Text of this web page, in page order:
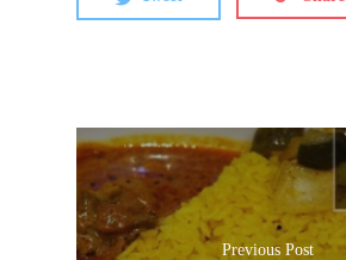
Previous Post